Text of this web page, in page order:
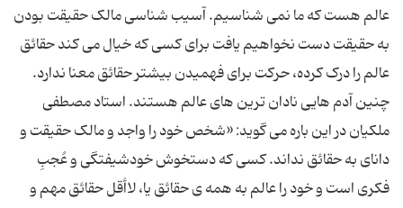
عالم هست که ما نمی شناسیم. آسیب شناسی مالک حقیقت بودن
به حقیقت دست نخواهیم یافت برای کسی که خیال می کند حقائق
عالم را درک کرده، حرکت برای فهمیدن بیشتر حقائق معنا ندارد.
چنین آدم هایی نادان ترین های عالم هستند. استاد مصطفی
ملکیان در این باره می گوید: «شخص خود را واجد و مالک حقیقت و
دانای به حقائق نداند. کسی که دستخوش خودشیفتگی و عُجبِ
فکری است و خود را عالم به همه ی حقائق یا، لاأقل حقائق مهم و